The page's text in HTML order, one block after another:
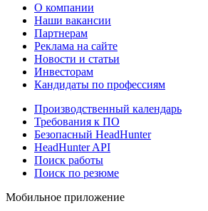
О компании
Наши вакансии
Партнерам
Реклама на сайте
Новости и статьи
Инвесторам
Кандидаты по профессиям
Производственный календарь
Требования к ПО
Безопасный HeadHunter
HeadHunter API
Поиск работы
Поиск по резюме
Мобильное приложение